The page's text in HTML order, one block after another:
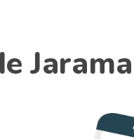
Jarama